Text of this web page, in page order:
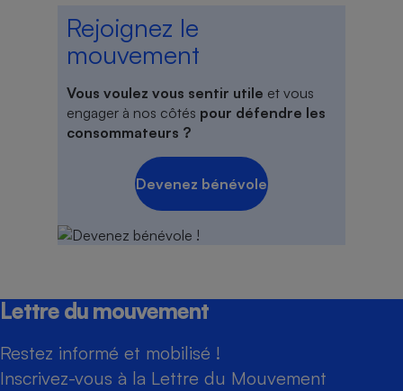
Rejoignez le
mouvement
Vous voulez vous sentir utile et vous
engager à nos côtés pour défendre les
consommateurs ?
Devenez bénévole
Lettre du mouvement
Restez informé et mobilisé !
Inscrivez-vous à la Lettre du Mouvement